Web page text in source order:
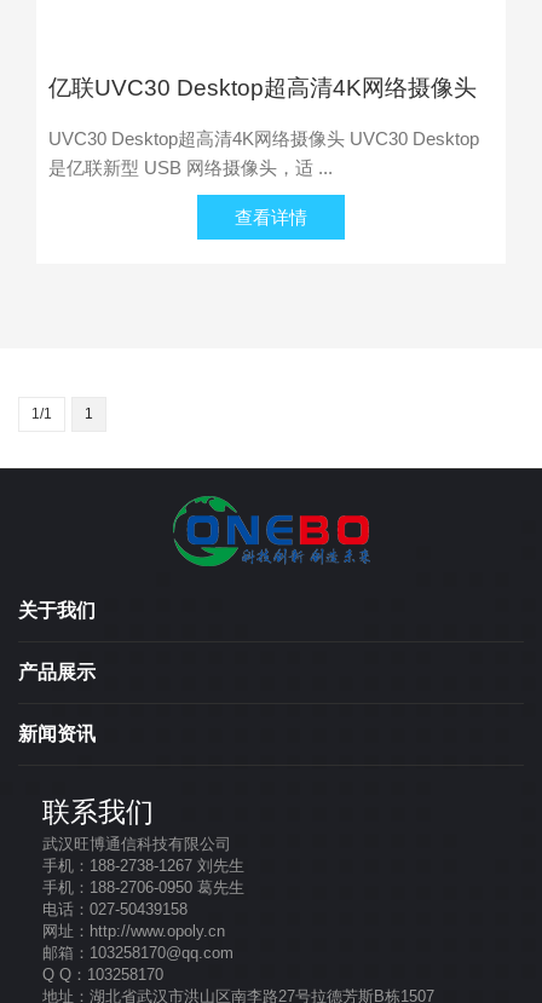
亿联UVC30 Desktop超高清4K网络摄像头
UVC30 Desktop超高清4K网络摄像头 UVC30 Desktop
是亿联新型 USB 网络摄像头，适 ...
查看详情
1
1/1
关于我们
产品展示
新闻资讯
联系我们
武汉旺博通信科技有限公司
手机：188-2738-1267 刘先生
手机：188-2706-0950 葛先生
电话：027-50439158
网址：http://www.opoly.cn
邮箱：103258170@qq.com
Q Q：103258170
地址：湖北省武汉市洪山区南李路27号拉德芳斯B栋1507